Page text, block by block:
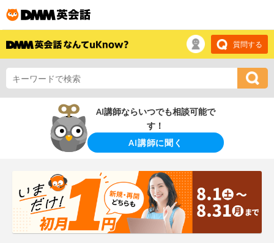
質問する
AI講師ならいつでも相談可能で
す！
AI講師に聞く